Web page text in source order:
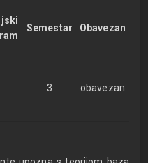
Semestar Obavezan
3 obavezan